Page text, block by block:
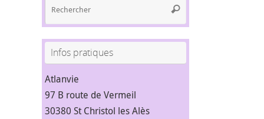
Rechercher
Infos pratiques
Atlanvie
97 B route de Vermeil
30380 St Christol les Alès